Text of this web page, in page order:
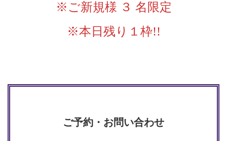
※ご新規様 ３ 名限定
※本日残り１枠!!
ご予約・お問い合わせ